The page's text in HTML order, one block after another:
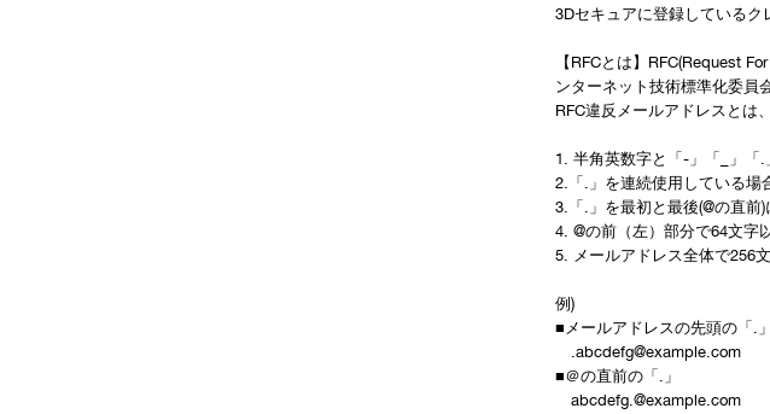
3Dセキュアに登録しているク
【RFCとは】RFC(Request
ンターネット技術標準化委員
RFC違反メールアドレスとは
1. 半角英数字と「-」「_」「
2.「.」を連続使用している場
3.「.」を最初と最後(@の直前
4. @の前（左）部分で64文字
5. メールアドレス全体で256
例)
■メールアドレスの先頭の「.」
.abcdefg@example.com
■＠の直前の「.」
abcdefg.@example.com